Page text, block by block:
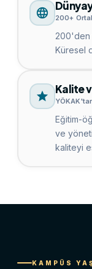
200+
200'den
Küresel
Kalite
Eğitim-
ve
kaliteyi
KAMPÜS